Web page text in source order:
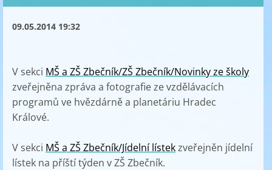
09.05.2014 19:32
V sekci MŠ a ZŠ Zbečník/ZŠ Zbečník/Novinky ze školy
zveřejněna zpráva a fotografie ze vzdělávacích
programů ve hvězdárně a planetáriu Hradec
Králové.
V sekci MŠ a ZŠ Zbečník/Jídelní lístekzveřejněn jídelní
lístek na příští týden v ZŠ Zbečník.